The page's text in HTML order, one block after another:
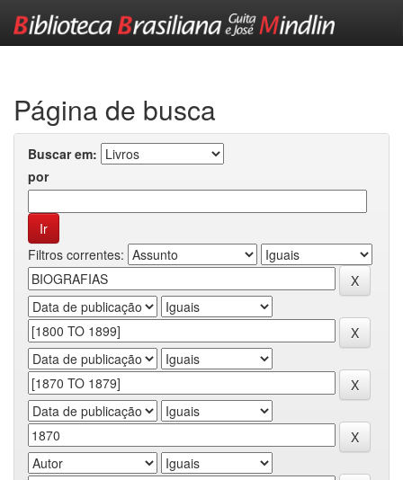
Página de busca
Buscar em:
por
Filtros correntes: